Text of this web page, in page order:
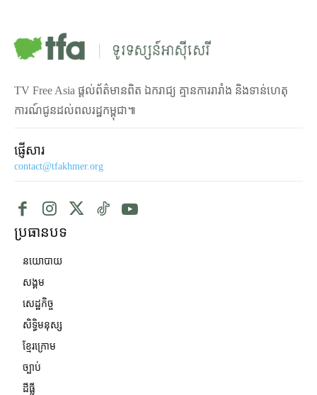
TV Free Asia ផ្ដល់ព័ត៌មានពិត ឯករាជ្យ គ្មានការរារាំង និងទាន់ហេតុ
ការណ៍ជូនដល់ពលរដ្ឋកម្ពុជា៕
ផ្ញើសារ
contact@tfakhmer.org
ប្រធានបទ
នយោបាយ
សង្គម
សេដ្ឋកិច្ច
សិទ្ធិមនុស្ស
ខ្មែរក្រោម
ច្បាប់
ដីធ្លី